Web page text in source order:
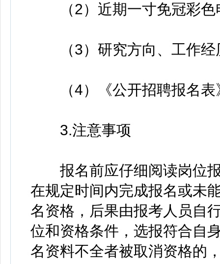
（2）近期一寸免冠彩色
（3）研究方向、工作经
（4）《公开招聘报名表
3.注意事项
报名前应仔细阅读岗位报
在规定时间内完成报名或未
名资格，后果由报考人员自
位和资格条件，选报符合自
名资料不全者被取消资格的